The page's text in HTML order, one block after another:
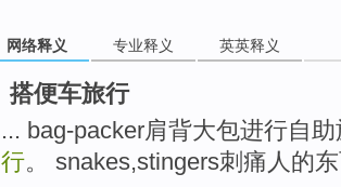
网络释义 专业释义 英英释义
搭便车旅行
... bag-packer肩背大包进行自
行。 snakes,stingers刺痛人的